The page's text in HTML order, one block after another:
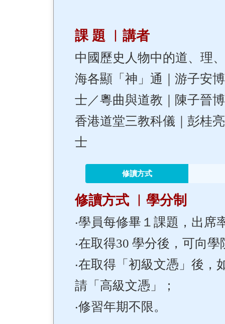
課 題 ︳講者
中國歷史人物中的道、理
海各顯「神」通｜游子安
士／粵曲與道教｜陳子晉
香港道堂三教科儀｜彭桂
士
修讀方式
修讀方式 ︳學分制
‧學員每修畢１課題，出席
‧在取得30 學分後，可向
‧在取得「初級文憑」後，
請「高級文憑」；
‧修習年期不限。